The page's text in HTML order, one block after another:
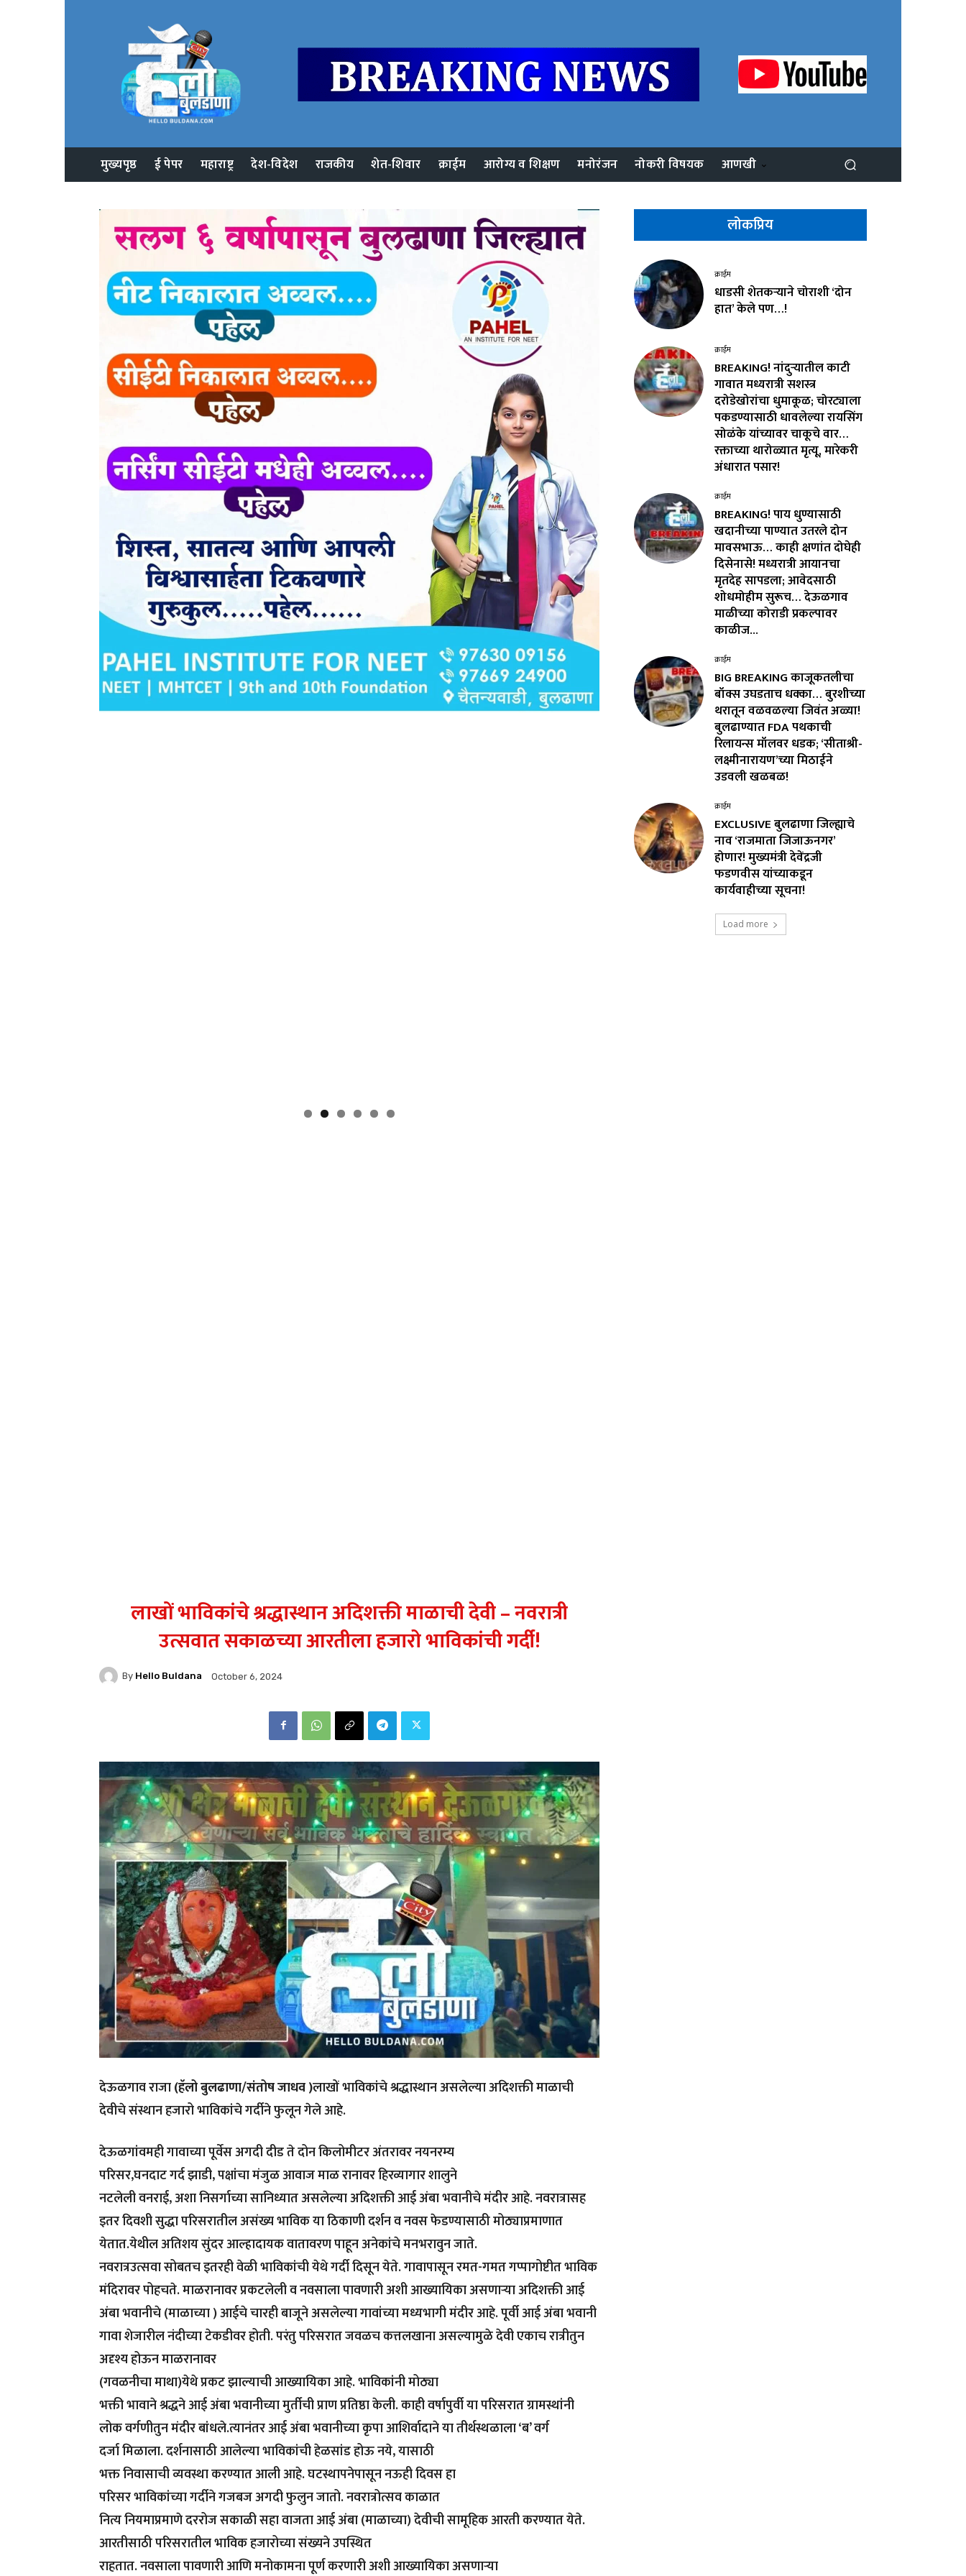
मुख्यपृष्ठ ई पेपर महाराष्ट्र देश-विदेश राजकीय शेत-शिवार क्राईम आरोग्य व शिक्षण मनोरंजन नोकरी विषयक आणखी
लाखों भाविकांचे श्रद्धास्थान अदिशक्ती माळाची देवी – नवरात्री
उत्सवात सकाळच्या आरतीला हजारो भाविकांची गर्दी!
By Hello Buldana October 6, 2024
देऊळगाव राजा(हॅलो बुलढाणा/संतोष जाधव )लाखों भाविकांचे श्रद्धास्थान असलेल्या अदिशक्ती माळाची
देवीचे संस्थान हजारो भाविकांचे गर्दीने फुलून गेले आहे.
देऊळगांवमही गावाच्या पूर्वेस अगदी दीड ते दोन किलोमीटर अंतरावर नयनरम्य
परिसर,घनदाट गर्द झाडी, पक्षांचा मंजुळ आवाज माळ रानावर हिरव्यागार शालुने
नटलेली वनराई, अशा निसर्गाच्या सानिध्यात असलेल्या अदिशक्ती आई अंबा भवानीचे मंदीर आहे. नवरात्रासह
इतर दिवशी सुद्धा परिसरातील असंख्य भाविक या ठिकाणी दर्शन व नवस फेडण्यासाठी मोठ्याप्रमाणात
येतात.येथील अतिशय सुंदर आल्हादायक वातावरण पाहून अनेकांचे मनभरावुन जाते.
नवरात्रउत्सवा सोबतच इतरही वेळी भाविकांची येथे गर्दी दिसून येते. गावापासून रमत-गमत गप्पागोष्टीत भाविक
मंदिरावर पोहचते. माळरानावर प्रकटलेली व नवसाला पावणारी अशी आख्यायिका असणाऱ्या अदिशक्ती आई
अंबा भवानीचे (माळाच्या ) आईचे चारही बाजूने असलेल्या गावांच्या मध्यभागी मंदीर आहे. पूर्वी आई अंबा भवानी
गावा शेजारील नंदीच्या टेकडीवर होती. परंतु परिसरात जवळच कत्तलखाना असल्यामुळे देवी एकाच रात्रीतुन
अदृश्य होऊन माळरानावर
(गवळनीचा माथा)येथे प्रकट झाल्याची आख्यायिका आहे. भाविकांनी मोठ्या
भक्ती भावाने श्रद्धने आई अंबा भवानीच्या मुर्तीची प्राण प्रतिष्ठा केली. काही वर्षापुर्वी या परिसरात ग्रामस्थांनी
लोक वर्गणीतुन मंदीर बांधले.त्यानंतर आई अंबा भवानीच्या कृपा आशिर्वादाने या तीर्थस्थळाला ‘ब’ वर्ग
दर्जा मिळाला. दर्शनासाठी आलेल्या भाविकांची हेळसांड होऊ नये, यासाठी
भक्त निवासाची व्यवस्था करण्यात आली आहे. घटस्थापनेपासून नऊही दिवस हा
परिसर भाविकांच्या गर्दीने गजबज अगदी फुलुन जातो. नवरात्रोत्सव काळात
नित्य नियमाप्रमाणे दररोज सकाळी सहा वाजता आई अंबा (माळाच्या) देवीची सामूहिक आरती करण्यात येते.
आरतीसाठी परिसरातील भाविक हजारोच्या संख्यने उपस्थित
राहतात. नवसाला पावणारी आणि मनोकामना पूर्ण करणारी अशी आख्यायिका असणाऱ्या
लोकप्रिय
क्राईम
धाडसी शेतकऱ्याने चोराशी ‘दोन
हात’ केले पण…!
क्राईम
BREAKING! नांदुऱ्यातील काटी
गावात मध्यरात्री सशस्त्र
दरोडेखोरांचा धुमाकूळ; चोरट्याला
पकडण्यासाठी धावलेल्या रायसिंग
सोळंके यांच्यावर चाकूचे वार…
रक्ताच्या थारोळ्यात मृत्यू, मारेकरी
अंधारात पसार!
क्राईम
BREAKING! पाय धुण्यासाठी
खदानीच्या पाण्यात उतरले दोन
मावसभाऊ… काही क्षणांत दोघेही
दिसेनासे! मध्यरात्री आयानचा
मृतदेह सापडला; आवेदसाठी
शोधमोहीम सुरूच… देऊळगाव
माळीच्या कोराडी प्रकल्पावर
काळीज...
क्राईम
BIG BREAKING काजूकतलीचा
बॉक्स उघडताच धक्का… बुरशीच्या
थरातून वळवळल्या जिवंत अळ्या!
बुलढाण्यात FDA पथकाची
रिलायन्स मॉलवर धडक; ‘सीताश्री-
लक्ष्मीनारायण’च्या मिठाईने
उडवली खळबळ!
क्राईम
EXCLUSIVE बुलढाणा जिल्ह्याचे
नाव ‘राजमाता जिजाऊनगर’
होणार! मुख्यमंत्री देवेंद्रजी
फडणवीस यांच्याकडून
कार्यवाहीच्या सूचना!
Load more